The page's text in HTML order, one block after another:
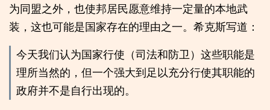
为同盟之外，也使邦居民愿意维持一定量的本地武
装，这也可能是国家存在的理由之一。希克斯写道：
今天我们认为国家行使（司法和防卫）这些职能是
理所当然的，但一个强大到足以充分行使其职能的
政府并不是自行出现的。